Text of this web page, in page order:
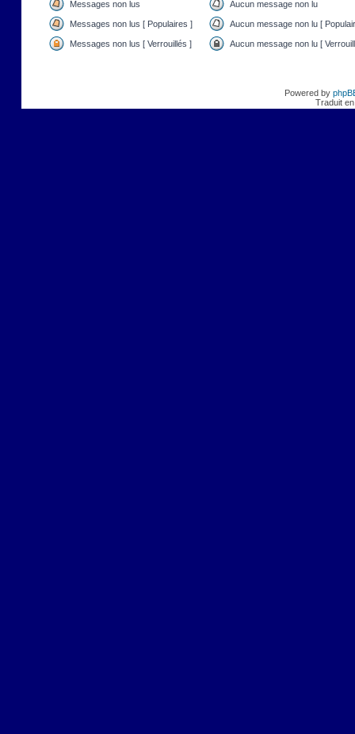
Messages non lus Aucun message non lu
Messages non lus [ Populaires ] Aucun message non lu [
Messages non lus [ Verrouillés ] Aucun message non lu [
Powered by
Traduit